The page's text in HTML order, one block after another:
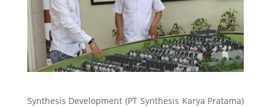
Synthesis Development (PT Synthesis Karya Pratama)